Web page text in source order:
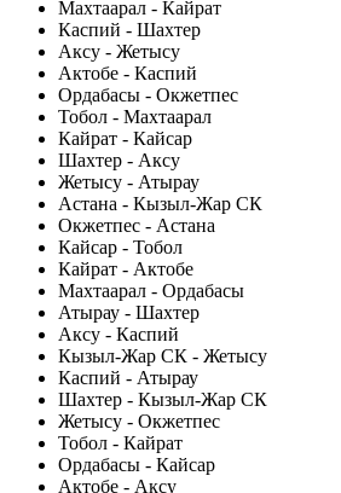
Махтаарал - Кайрат
Каспий - Шахтер
Аксу - Жетысу
Актобе - Каспий
Ордабасы - Окжетпес
Тобол - Махтаарал
Кайрат - Кайсар
Шахтер - Аксу
Жетысу - Атырау
Астана - Кызыл-Жар СК
Окжетпес - Астана
Кайсар - Тобол
Кайрат - Актобе
Махтаарал - Ордабасы
Атырау - Шахтер
Аксу - Каспий
Кызыл-Жар СК - Жетысу
Каспий - Атырау
Шахтер - Кызыл-Жар СК
Жетысу - Окжетпес
Тобол - Кайрат
Ордабасы - Кайсар
Актобе - Аксу